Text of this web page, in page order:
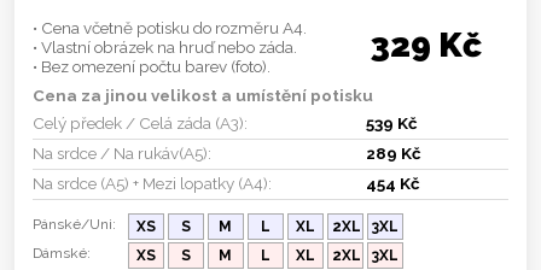
• Cena včetně potisku do rozměru A4.
• Vlastní obrázek na hruď nebo záda.
• Bez omezení počtu barev (foto).
329 Kč
Cena za jinou velikost a umístění potisku
Celý předek / Celá záda (A3):
539 Kč
Na srdce / Na rukáv(A5):
289 Kč
Na srdce (A5) + Mezi lopatky (A4):
454 Kč
Pánské/Uni: XS S M L XL 2XL
3XL
Dámské:
XS S M L XL 2XL
3XL